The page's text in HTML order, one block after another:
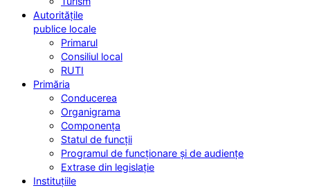
Autoritățile
publice locale
Primarul
Consiliul local
RUTI
Primăria
Conducerea
Organigrama
Componența
Statul de funcții
Programul de funcționare și de audiențe
Extrase din legislație
Instituțiile